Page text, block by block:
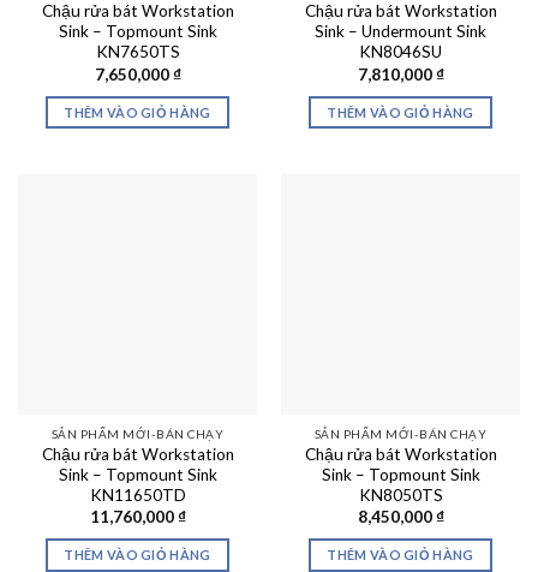
Chậu rửa bát Workstation
Sink – Topmount Sink
KN7650TS
7,650,000₫
THÊM VÀO GIỎ HÀNG
Chậu rửa bát Workstation
Sink – Undermount Sink
KN8046SU
7,810,000₫
THÊM VÀO GIỎ HÀNG
SẢN PHẨM MỚI-BÁN CHẠY
Chậu rửa bát Workstation
Sink – Topmount Sink
KN11650TD
11,760,000₫
THÊM VÀO GIỎ HÀNG
SẢN PHẨM MỚI-BÁN CHẠY
Chậu rửa bát Workstation
Sink – Topmount Sink
KN8050TS
8,450,000₫
THÊM VÀO GIỎ HÀNG